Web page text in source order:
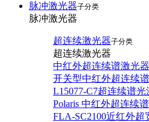
脉冲激光器子分类
脉冲激光器
超连续激光器子分类
超连续激光器
中红外超连续谱激光
开关型中红外超连续
L15077-C7超连续谱光
Polaris 中红外超连续
FLA-SC2100近红外超